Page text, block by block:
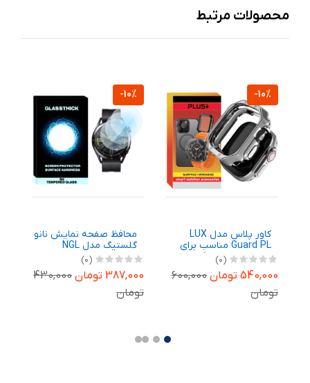
محصولات مرتبط
-10%
کاور پلاس مدل LUX
Guard PL مناسب برای
ساعت هوشمند گرین لاین
Ultra 49 میلیمتری
(0)
540,000 تومان
600,000
تومان
-10%
محافظ صفحه نمایش نانو
گلستیگ مدل NGL
مناسب برای ساعت
هوشمند هوآوی Watch
GT 3 46mm بسته سه
عددی
(0)
387,000 تومان
430,000
تومان